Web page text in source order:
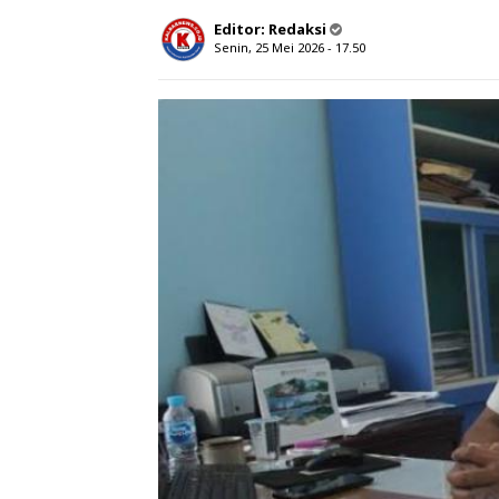
Editor: Redaksi
Senin, 25 Mei 2026 - 17.50